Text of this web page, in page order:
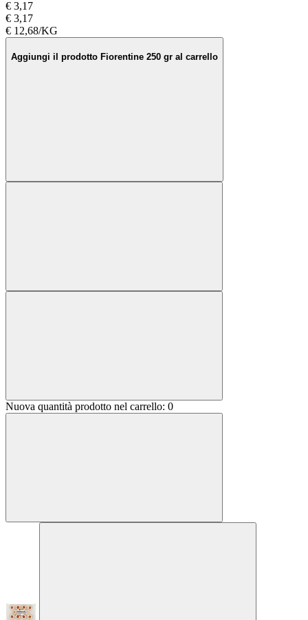
€ 3,17
€ 3,17
€ 12,68/KG
Aggiungi il prodotto Fiorentine 250 gr al carrello
Nuova quantità prodotto nel carrello: 0